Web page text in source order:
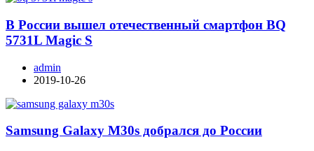
В России вышел отечественный смартфон BQ
5731L Magic S
admin
2019-10-26
Samsung Galaxy M30s добрался до России